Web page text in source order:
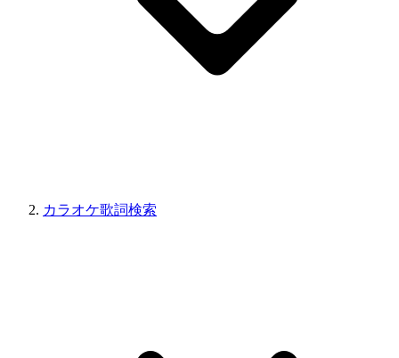
カラオケ歌詞検索